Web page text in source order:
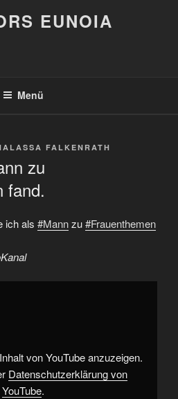
EUNOIA
Menü
FALKENRATH
zu
fand.
ich als #Mannzu#Frauenthemen
von YouTube anzuzeigen.
Datenschutzerklärung von
YouTube.